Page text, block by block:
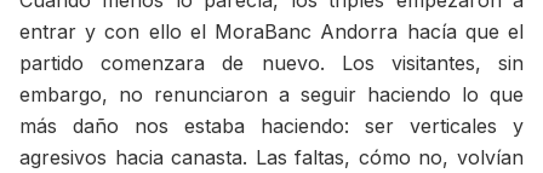
entrar y con ello el MoraBanc Andorra hacía que el
partido comenzara de nuevo. Los visitantes, sin
embargo, no renunciaron a seguir haciendo lo que
más daño nos estaba haciendo: ser verticales y
agresivos hacia canasta. Las faltas, cómo no, volvían